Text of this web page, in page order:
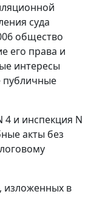
суда
общество
его права и
интересы
публичные
4 и инспекция N
акты без
изложенных в